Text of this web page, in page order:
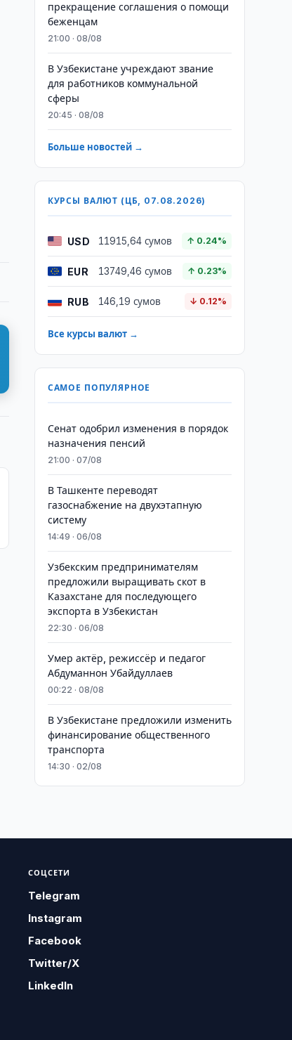
прекращение соглашения о помощи
беженцам
21:00 · 08/08
В Узбекистане учреждают звание
для работников коммунальной
сферы
20:45 · 08/08
Больше новостей →
КУРСЫ ВАЛЮТ (ЦБ, 07.08.2026)
USD 11915,64 сумов ↑ 0.24%
EUR 13749,46 сумов ↑ 0.23%
RUB 146,19 сумов ↓ 0.12%
Все курсы валют →
САМОЕ ПОПУЛЯРНОЕ
Сенат одобрил изменения в порядок
назначения пенсий
21:00 · 07/08
В Ташкенте переводят
газоснабжение на двухэтапную
систему
14:49 · 06/08
Узбекским предпринимателям
предложили выращивать скот в
Казахстане для последующего
экспорта в Узбекистан
22:30 · 06/08
Умер актёр, режиссёр и педагог
Абдуманнон Убайдуллаев
00:22 · 08/08
В Узбекистане предложили изменить
финансирование общественного
транспорта
14:30 · 02/08
СОЦСЕТИ
Telegram
Instagram
Facebook
Twitter/X
LinkedIn